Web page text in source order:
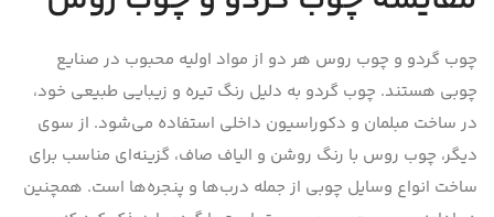
چوب گردو و چوب روس هر دو از مواد اولیه محبوب در صنایع
چوبی هستند. چوب گردو به دلیل رنگ تیره و زیبایی طبیعی خود،
در ساخت مبلمان و دکوراسیون داخلی استفاده می‌شود. از سوی
دیگر، چوب روس با رنگ روشن و الیاف صاف، گزینه‌ای مناسب برای
ساخت انواع وسایل چوبی از جمله درب‌ها و پنجره‌ها است. همچنین